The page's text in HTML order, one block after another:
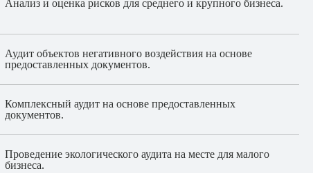
Анализ и оценка рисков для среднего и крупного бизнеса.
Аудит объектов негативного воздействия на основе
предоставленных документов.
Комплексный аудит на основе предоставленных
документов.
Проведение экологического аудита на месте для малого
бизнеса.